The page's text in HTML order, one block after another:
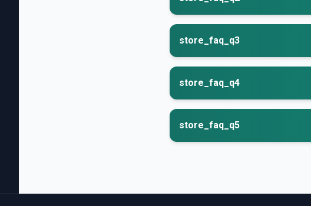
store_faq_q3
store_faq_q4
store_faq_q5